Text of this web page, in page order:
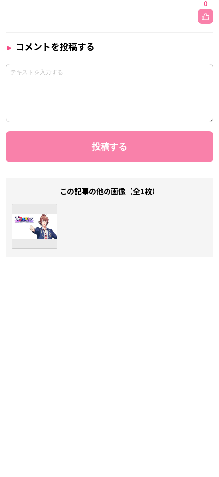
0
コメントを投稿する
この記事の他の画像（全1枚）